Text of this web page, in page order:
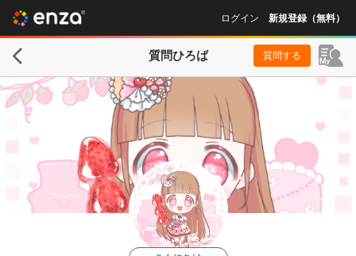
ログイン 新規登録（無料）
質問ひろば 質問する